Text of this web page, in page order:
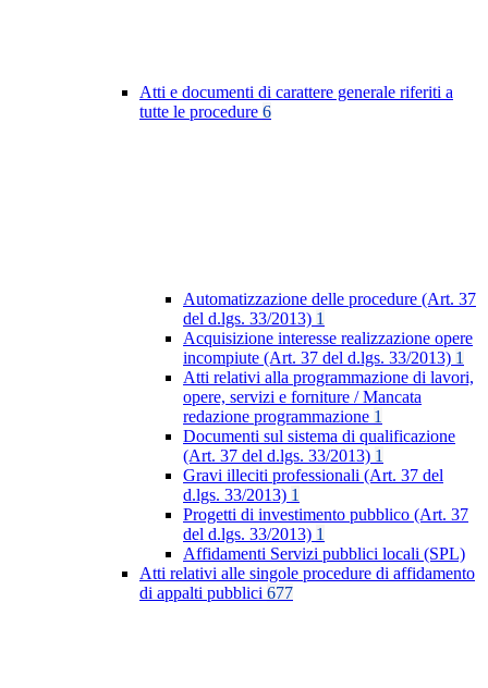
Atti e documenti di carattere generale riferiti a
tutte le procedure 6
Automatizzazione delle procedure (Art. 37
del d.lgs. 33/2013) 1
Acquisizione interesse realizzazione opere
incompiute (Art. 37 del d.lgs. 33/2013) 1
Atti relativi alla programmazione di lavori,
opere, servizi e forniture / Mancata
redazione programmazione 1
Documenti sul sistema di qualificazione
(Art. 37 del d.lgs. 33/2013) 1
Gravi illeciti professionali (Art. 37 del
d.lgs. 33/2013) 1
Progetti di investimento pubblico (Art. 37
del d.lgs. 33/2013) 1
Affidamenti Servizi pubblici locali (SPL)
Atti relativi alle singole procedure di affidamento
di appalti pubblici 677